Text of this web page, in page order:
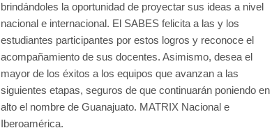
brindándoles la oportunidad de proyectar sus ideas a nivel
nacional e internacional. El SABES felicita a las y los
estudiantes participantes por estos logros y reconoce el
acompañamiento de sus docentes. Asimismo, desea el
mayor de los éxitos a los equipos que avanzan a las
siguientes etapas, seguros de que continuarán poniendo en
alto el nombre de Guanajuato. MATRIX Nacional e
Iberoamérica.